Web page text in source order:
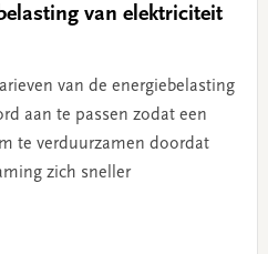
van elektriciteit
van de energiebelasting
aan te passen zodat een
te verduurzamen doordat
zich sneller